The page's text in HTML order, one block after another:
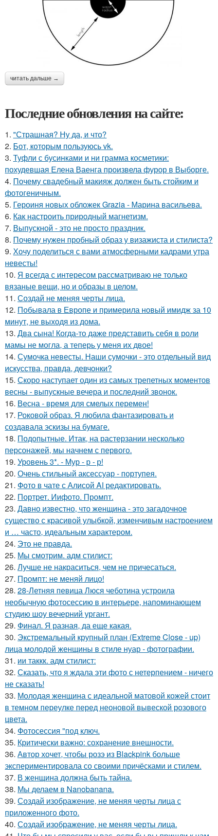
читать дальше →
Последние обновления на сайте:
1. "Страшная? Ну да, и что?
2. Бот, которым пользуюсь vk.
3. Туфли с бусинками и ни грамма косметики:
похудевшая Елена Ваенга произвела фурор в Выборге.
4. Почему свадебный макияж должен быть стойким и
фотогеничным.
5. Героиня новых обложек Grazia - Марина васильева.
6. Как настроить природный магнетизм.
7. Выпускной - это не просто праздник.
8. Почему нужен пробный образ у визажиста и стилиста?
9. Хочу поделиться с вами атмосферными кадрами утра
невесты!
10. Я всегда с интересом рассматриваю не только
вязаные вещи, но и образы в целом.
11. Создай не меняя черты лица.
12. Побывала в Европе и примерила новый имидж за 10
минут, не выходя из дома.
13. Два сына! Когда-то даже представить себя в роли
мамы не могла, а теперь у меня их двое!
14. Сумочка невесты. Наши сумочки - это отдельный вид
искусства, правда, девчонки?
15. Скоро наступает один из самых трепетных моментов
весны - выпускные вечера и последний звонок.
16. Весна - время для смелых перемен!
17. Роковой образ. Я любила фантазировать и
создавала эскизы на бумаге.
18. Подопытные. Итак, на растерзании несколько
персонажей, мы начнем с первого.
19. Уровень 3*. - Мур - р - р!
20. Очень стильный аксессуар - портупея.
21. Фото в чате с Алисой AI редактировать.
22. Портрет. Иифото. Промпт.
23. Давно известно, что женщина - это загадочное
существо с красивой улыбкой, изменчивым настроением
и … часто, идеальным характером.
24. Это не правда.
25. Мы смотрим. адм стилист:
26. Лучше не накраситься, чем не причесаться.
27. Промпт: не меняй лицо!
28. 28-Летняя певица Люся чеботина устроила
необычную фотосессию в интерьере, напоминающем
студию шоу вечерний ургант.
29. Финал. Я разная, да еще какая.
30. Экстремальный крупный план (Extreme Close - up)
лица молодой женщины в стиле нуар - фотографии.
31. ии таккк. адм стилист:
32. Сказать, что я ждала эти фото с нетерпением - ничего
не сказать!
33. Молодая женщина с идеальной матовой кожей стоит
в темном переулке перед неоновой вывеской розового
цвета.
34. Фотосессия "под ключ.
35. Критически важно: сохранение внешности.
36. Автор хочет, чтобы розэ из Blackpink больше
экспериментировала со своими причёсками и стилем.
37. В женщина должна быть тайна.
38. Мы делаем в Nanobanana.
39. Создай изображение, не меняя черты лица с
приложенного фото.
40. Создай изображение, не меняя черты лица.